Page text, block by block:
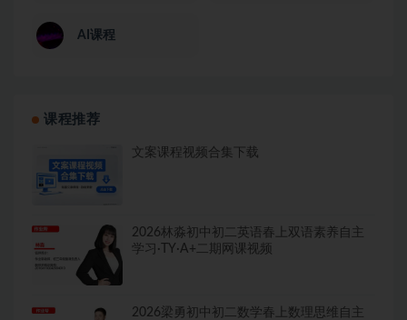
AI课程
课程推荐
文案课程视频合集下载
2026林淼初中初二英语春上双语素养自主
学习·TY·A+二期网课视频
2026梁勇初中初二数学春上数理思维自主